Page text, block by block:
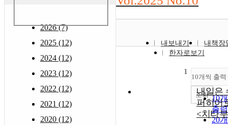
2026 (7)
2025 (12)
2024 (12)
2023 (12)
2022 (12)
2021 (12)
2020 (12)
내보내기
내책장
한자로보기
10개씩 출력
10
출력
20
조회
1
내일은
퍼히어
<치타